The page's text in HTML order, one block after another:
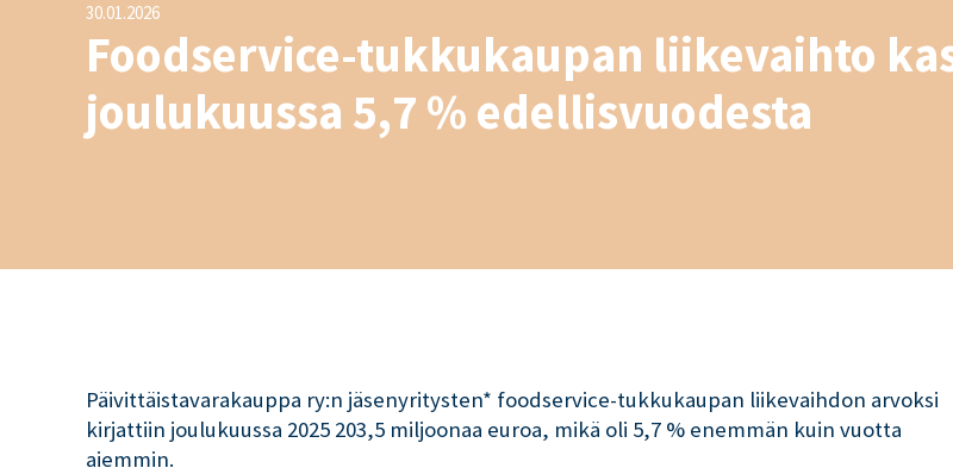
30.01.2026
Foodservice-tukkukaupan liikevaihto
joulukuussa 5,7 % edellisvuodesta
Päivittäistavarakauppa ry:n jäsenyritysten* foodservice-tukkukaupan liikevaihdon arvoksi
kirjattiin joulukuussa 2025 203,5 miljoonaa euroa, mikä oli 5,7 % enemmän kuin vuotta
aiemmin.